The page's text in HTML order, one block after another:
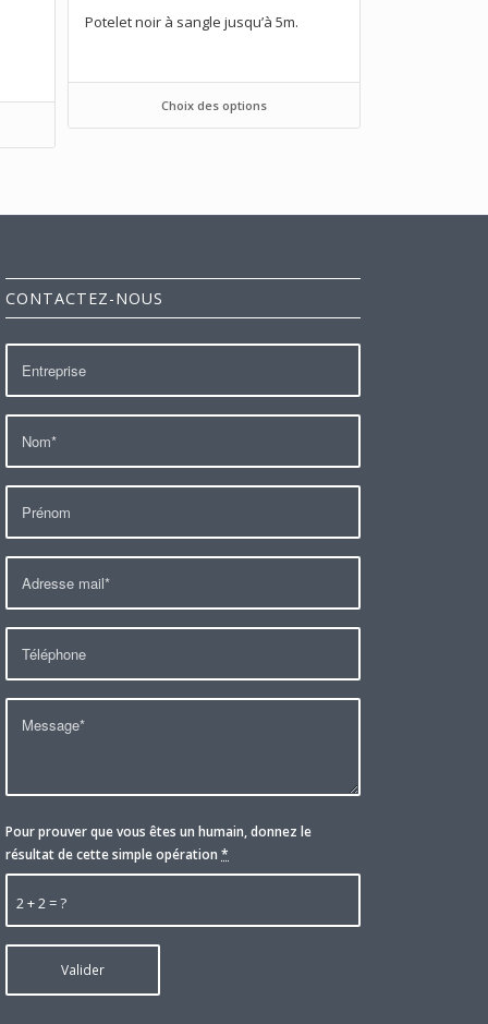
Potelet noir à sangle jusqu’à 5m.
Choix des options
CONTACTEZ-NOUS
2 + 2 = ?
Pour prouver que vous êtes un humain, donnez le
résultat de cette simple opération*